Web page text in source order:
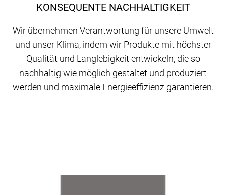
KONSEQUENTE NACHHALTIGKEIT
Wir übernehmen Verantwortung für unsere Umwelt
und unser Klima, indem wir Produkte mit höchster
Qualität und Langlebigkeit entwickeln, die so
nachhaltig wie möglich gestaltet und produziert
werden und maximale Energieeffizienz garantieren.